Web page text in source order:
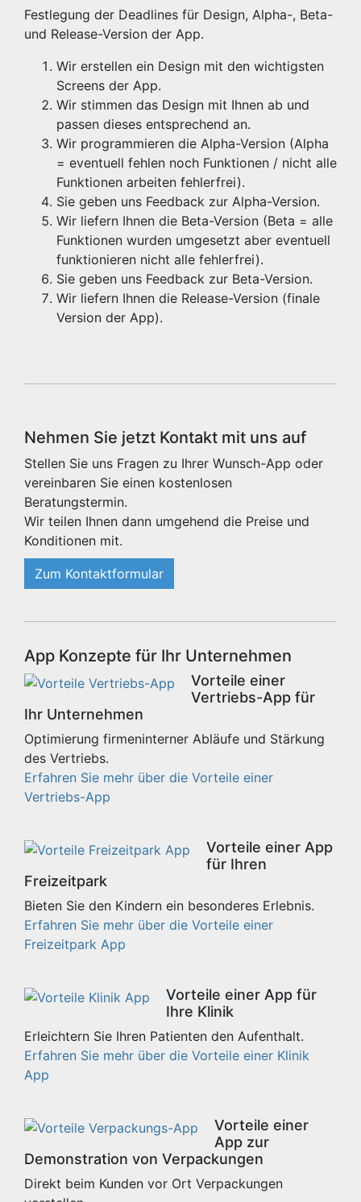
Festlegung der Deadlines für Design, Alpha-, Beta-
und Release-Version der App.
Wir erstellen ein Design mit den wichtigsten
Screens der App.
Wir stimmen das Design mit Ihnen ab und
passen dieses entsprechend an.
Wir programmieren die Alpha-Version (Alpha
= eventuell fehlen noch Funktionen / nicht alle
Funktionen arbeiten fehlerfrei).
Sie geben uns Feedback zur Alpha-Version.
Wir liefern Ihnen die Beta-Version (Beta = alle
Funktionen wurden umgesetzt aber eventuell
funktionieren nicht alle fehlerfrei).
Sie geben uns Feedback zur Beta-Version.
Wir liefern Ihnen die Release-Version (finale
Version der App).
Nehmen Sie jetzt Kontakt mit uns auf
Stellen Sie uns Fragen zu Ihrer Wunsch-App oder
vereinbaren Sie einen kostenlosen
Beratungstermin.
Wir teilen Ihnen dann umgehend die Preise und
Konditionen mit.
Zum Kontaktformular
App Konzepte für Ihr Unternehmen
Vorteile einer
Vertriebs-App für
Ihr Unternehmen
Optimierung firmeninterner Abläufe und Stärkung
des Vertriebs.
Erfahren Sie mehr über die Vorteile einer
Vertriebs-App
Vorteile einer App
für Ihren
Freizeitpark
Bieten Sie den Kindern ein besonderes Erlebnis.
Erfahren Sie mehr über die Vorteile einer
Freizeitpark App
Vorteile einer App für
Ihre Klinik
Erleichtern Sie Ihren Patienten den Aufenthalt.
Erfahren Sie mehr über die Vorteile einer Klinik
App
Vorteile einer
App zur
Demonstration von Verpackungen
Direkt beim Kunden vor Ort Verpackungen